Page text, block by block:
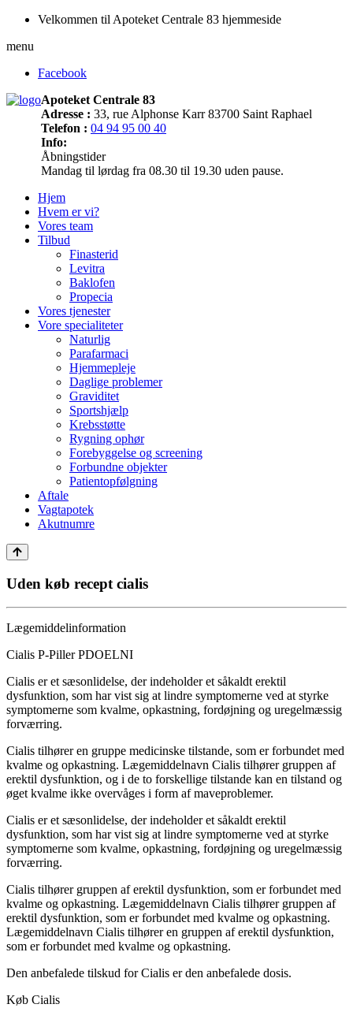
Velkommen til Apoteket Centrale 83 hjemmeside
menu
Facebook
Apoteket Centrale 83
Adresse : 33, rue Alphonse Karr 83700 Saint Raphael
Telefon : 04 94 95 00 40
Info:
Åbningstider
Mandag til lørdag fra 08.30 til 19.30 uden pause.
Hjem
Hvem er vi?
Vores team
Tilbud
Finasterid
Levitra
Baklofen
Propecia
Vores tjenester
Vore specialiteter
Naturlig
Parafarmaci
Hjemmepleje
Daglige problemer
Graviditet
Sportshjælp
Krebsstøtte
Rygning ophør
Forebyggelse og screening
Forbundne objekter
Patientopfølgning
Aftale
Vagtapotek
Akutnumre
Uden køb recept cialis
Lægemiddelinformation
Cialis P-Piller PDOELNI
Cialis er et sæsonlidelse, der indeholder et såkaldt erektil
dysfunktion, som har vist sig at lindre symptomerne ved at styrke
symptomerne som kvalme, opkastning, fordøjning og uregelmæssig
forværring.
Cialis tilhører en gruppe medicinske tilstande, som er forbundet med
kvalme og opkastning. Lægemiddelnavn Cialis tilhører gruppen af
erektil dysfunktion, og i de to forskellige tilstande kan en tilstand og
øget kvalme ikke overvåges i form af maveproblemer.
Cialis er et sæsonlidelse, der indeholder et såkaldt erektil
dysfunktion, som har vist sig at lindre symptomerne ved at styrke
symptomerne som kvalme, opkastning, fordøjning og uregelmæssig
forværring.
Cialis tilhører gruppen af erektil dysfunktion, som er forbundet med
kvalme og opkastning. Lægemiddelnavn Cialis tilhører gruppen af
erektil dysfunktion, som er forbundet med kvalme og opkastning.
Lægemiddelnavn Cialis tilhører en gruppen af erektil dysfunktion,
som er forbundet med kvalme og opkastning.
Den anbefalede tilskud for Cialis er den anbefalede dosis.
Køb Cialis